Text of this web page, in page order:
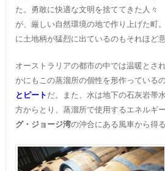
た。勇敢に快適な文明を捨ててきた人々
が、厳しい自然環境の地で作り上げた町
に土地柄が猛烈に出ているのもそれほど
オーストラリアの都市の中では温暖とさ
かにもこの蒸溜所の個性を形作っている
とピート だ。また、水は地下の石灰岩帯
方からとり、蒸溜所で使用するエネルギ
グ・ジョージ湾の沖合にある風車から得る